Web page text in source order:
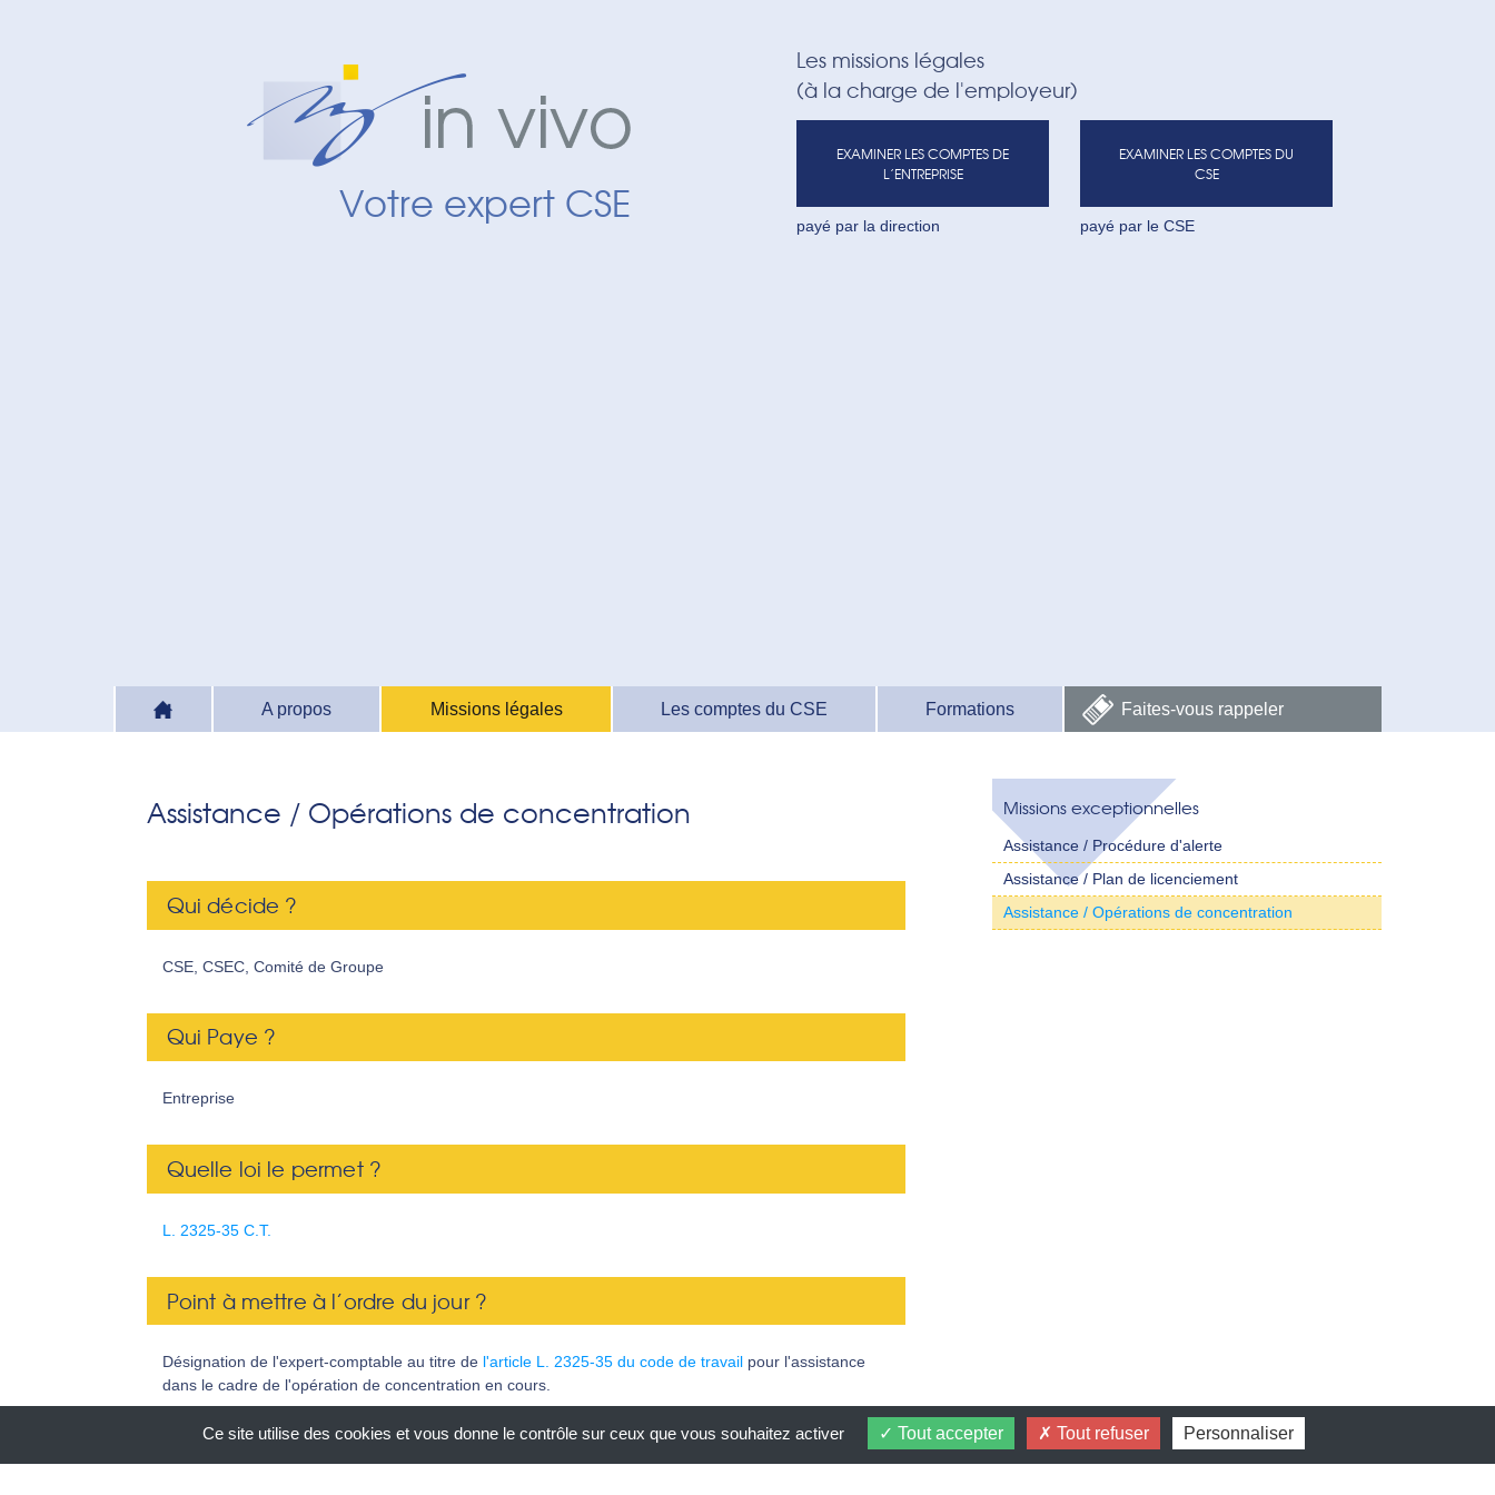
Votre expert CSE
Les missions légales
(à la charge de l'employeur)
EXAMINER LES COMPTES DE
L’ENTREPRISE
payé par la direction
EXAMINER LES COMPTES DU
CSE
payé par le CSE
A propos Missions légales Les comptes du CSE Formations Faites-vous rappeler
Assistance / Opérations de concentration
Qui décide ?
CSE, CSEC, Comité de Groupe
Qui Paye ?
Entreprise
Quelle loi le permet ?
L. 2325-35 C.T.
Point à mettre à l’ordre du jour ?
Désignation de l'expert-comptable au titre de l'article L. 2325-35 du code de travail pour l'assistance
dans le cadre de l'opération de concentration en cours.
Missions exceptionnelles
Assistance / Procédure d'alerte
Assistance / Plan de licenciement
Assistance / Opérations de concentration
Ce site utilise des cookies et vous donne le contrôle sur ceux que vous souhaitez activer Tout accepter Tout refuser Personnaliser